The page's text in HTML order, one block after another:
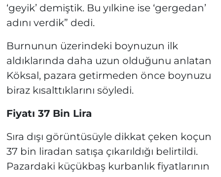
‘geyik’ demiştik. Bu yılkine ise ‘gergedan’
adını verdik” dedi.
Burnunun üzerindeki boynuzun ilk
aldıklarında daha uzun olduğunu anlatan
Köksal, pazara getirmeden önce boynuzu
biraz kısalttıklarını söyledi.
Fiyatı 37 Bin Lira
Sıra dışı görüntüsüyle dikkat çeken koçun
37 bin liradan satışa çıkarıldığı belirtildi.
Pazardaki küçükbaş kurbanlık fiyatlarının